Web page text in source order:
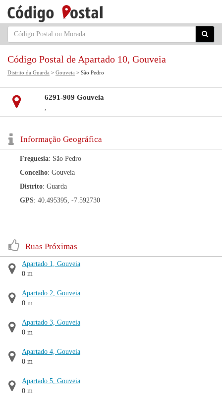
Código Postal de Apartado 10, Gouveia
Distrito da Guarda > Gouveia > São Pedro
6291-909 Gouveia
,
Informação Geográfica
Freguesia: São Pedro
Concelho: Gouveia
Distrito: Guarda
GPS: 40.495395, -7.592730
Ruas Próximas
Apartado 1, Gouveia
0 m
Apartado 2, Gouveia
0 m
Apartado 3, Gouveia
0 m
Apartado 4, Gouveia
0 m
Apartado 5, Gouveia
0 m